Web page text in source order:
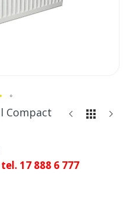
Compact
17 888 6 777